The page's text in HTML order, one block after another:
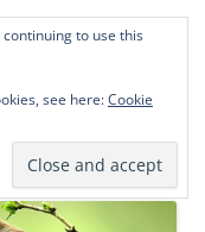
continuing to use this
see here:Cookie